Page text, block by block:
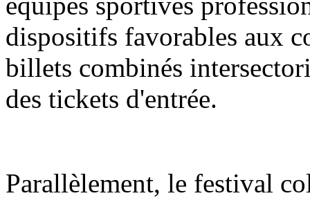
dispositifs favorables aux
billets combinés
des tickets d'entrée.
Parallèlement, le festival